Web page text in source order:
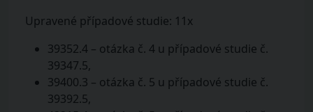
Upravené případové studie: 11x
39352.4 – otázka č. 4 u případové studie č.
39347.5,
39400.3 – otázka č. 5 u případové studie č.
39392.5,